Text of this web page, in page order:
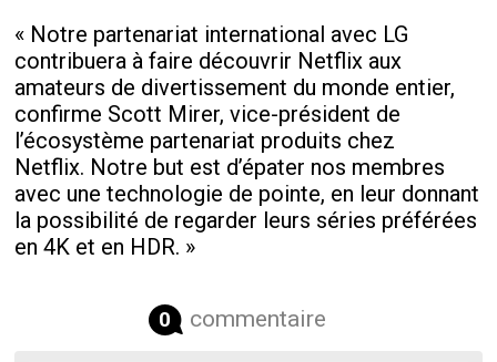
« Notre partenariat international avec LG
contribuera à faire découvrir Netflix aux
amateurs de divertissement du monde entier,
confirme Scott Mirer, vice-président de
l’écosystème partenariat produits chez
Netflix. Notre but est d’épater nos membres
avec une technologie de pointe, en leur donnant
la possibilité de regarder leurs séries préférées
en 4K et en HDR. »
0 commentaire